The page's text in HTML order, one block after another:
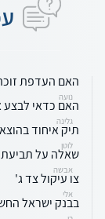
האם העדפת
נועה
האם כדאי לבצע
גלינה
תיק איחוד
לוטן
שאלה על
אבשה
צו עיקול צד ג'
אלי
בבנק ישראל